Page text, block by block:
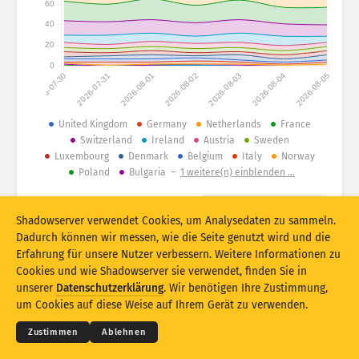
Angriffsstatistiken: Schwachstellen
Angriffsstatistiken: Geräte
Gruppieren nach
Stacking
Gestapelt Überlappend
Ergebnisse automatisch aktualisieren
Zurücksetzen
Als PNG herunterladen
2026-07-30 2026-07-31 2026-08-01 2026-08-02 2026-08-03 2026-08-04 2026-08-05
0
20
40
60
United Kingdom Germany Netherlands
France
Switzerland
Ireland Austria
Sweden
Luxembourg
Denmark Belgium Italy
Norway
Poland
Bulgaria – 1 weitere(n) einblenden …
© 2026THE SHADOWSERVER FOUNDATION
Datenschutz und AGB
Kontakt Danksagungen
Shadowserver verwendet Cookies, um Analysedaten zu sammeln.
Dadurch können wir messen, wie die Seite genutzt wird und die
Erfahrung für unsere Nutzer verbessern. Weitere Informationen zu
Cookies und wie Shadowserver sie verwendet, finden Sie in
unserer Datenschutzerklärung. Wir benötigen Ihre Zustimmung,
um Cookies auf diese Weise auf Ihrem Gerät zu verwenden.
Zustimmen Ablehnen